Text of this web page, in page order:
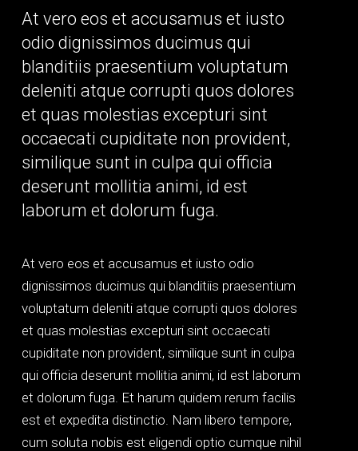
At vero eos et accusamus et iusto
odio dignissimos ducimus qui
blanditiis praesentium voluptatum
deleniti atque corrupti quos dolores
et quas molestias excepturi sint
occaecati cupiditate non provident,
similique sunt in culpa qui officia
deserunt mollitia animi, id est
laborum et dolorum fuga.
At vero eos et accusamus et iusto odio
dignissimos ducimus qui blanditiis praesentium
voluptatum deleniti atque corrupti quos dolores
et quas molestias excepturi sint occaecati
cupiditate non provident, similique sunt in culpa
qui officia deserunt mollitia animi, id est laborum
et dolorum fuga. Et harum quidem rerum facilis
est et expedita distinctio. Nam libero tempore,
cum soluta nobis est eligendi optio cumque nihil